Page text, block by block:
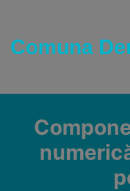
content
Comuna